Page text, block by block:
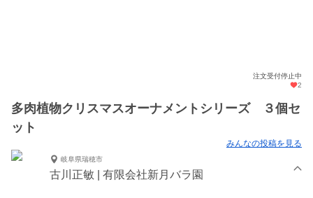
注文受付停止中
2
多肉植物クリスマスオーナメントシリーズ ３個セ
ット
みんなの投稿を見る
岐阜県瑞穂市
古川正敏 | 有限会社新月バラ園